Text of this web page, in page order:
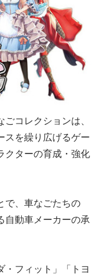
コレクションは、
スを繰り広げるゲー
クターの育成・強化
で、車なごたちの
自動車メーカーの承
フィット」「トヨ